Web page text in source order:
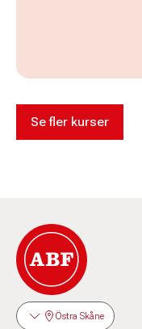
Se fler kurser
Östra Skåne